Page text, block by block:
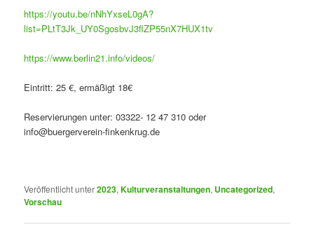
https://youtu.be/nNhYxseL0gA?
list=PLtT3Jk_UY0SgosbvJ3flZP55nX7HUX1tv
https://www.berlin21.info/videos/
Eintritt: 25 €, ermäßigt 18€
Reservierungen unter: 03322- 12 47 310 oder
info@buergerverein-finkenkrug.de
Veröffentlicht unter2023,Kulturveranstaltungen, Uncategorized,
Vorschau